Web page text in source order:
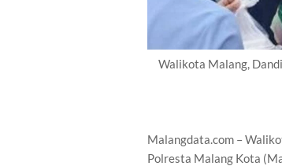
Walikota Malang,
Malangdata.com –
Polresta Malang Kota